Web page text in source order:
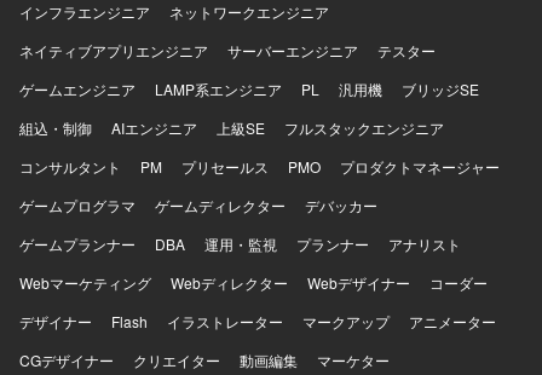
Serverを利用したWebシステムとなります。
インフラエンジニア
ネットワークエンジニア
ネイティブアプリエンジニア
サーバーエンジニア
テスター
ゲームエンジニア
LAMP系エンジニア PL 汎用機
ブリッジSE
組込・制御
AIエンジニア 上級SE
フルスタックエンジニア
コンサルタント
PM プリセールス PMO
プロダクトマネージャー
ゲームプログラマ
ゲームディレクター
デバッカー
ゲームプランナー
DBA 運用・監視 プランナー
アナリスト
Webマーケティング
Webディレクター Webデザイナー
コーダー
デザイナー
Flash イラストレーター マークアップ
アニメーター
CGデザイナー
クリエイター 動画編集
マーケター